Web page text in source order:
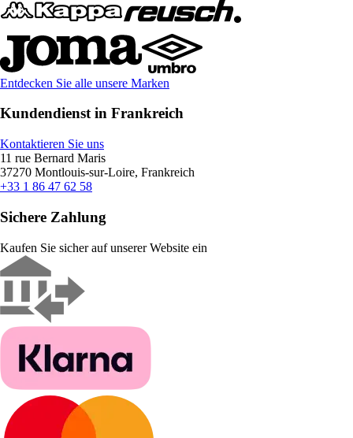
Entdecken Sie alle unsere Marken
Kundendienst in Frankreich
Kontaktieren Sie uns
11 rue Bernard Maris
37270 Montlouis-sur-Loire, Frankreich
+33 1 86 47 62 58
Sichere Zahlung
Kaufen Sie sicher auf unserer Website ein